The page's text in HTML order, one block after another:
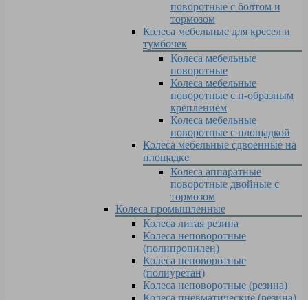
поворотные с болтом и
тормозом
Колеса мебельные для кресел и
тумбочек
Колеса мебельные
поворотные
Колеса мебельные
поворотные с п-образным
креплением
Колеса мебельные
поворотные с площадкой
Колеса мебельные сдвоенные на
площадке
Колеса аппаратные
поворотные двойные с
тормозом
Колеса промышленные
Колеса литая резина
Колеса неповоротные
(полипропилен)
Колеса неповоротные
(полиуретан)
Колеса неповоротные (резина)